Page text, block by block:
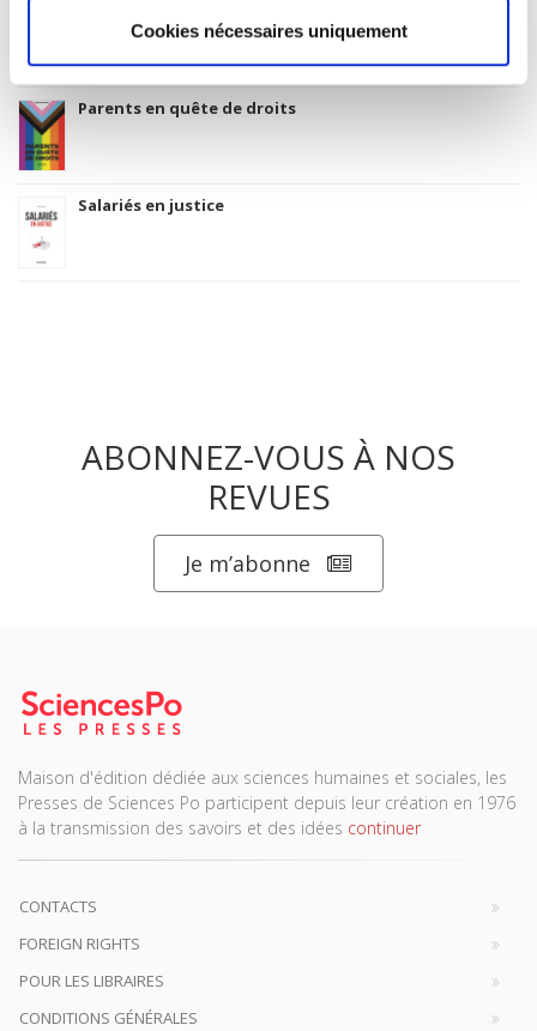
Cookies nécessaires uniquement
Parents en quête de droits
Salariés en justice
ABONNEZ-VOUS À NOS
REVUES
Je m’abonne
Maison d'édition dédiée aux sciences humaines et sociales, les
Presses de Sciences Po participent depuis leur création en 1976
à la transmission des savoirs et des idées continuer
CONTACTS
FOREIGN RIGHTS
POUR LES LIBRAIRES
CONDITIONS GÉNÉRALES